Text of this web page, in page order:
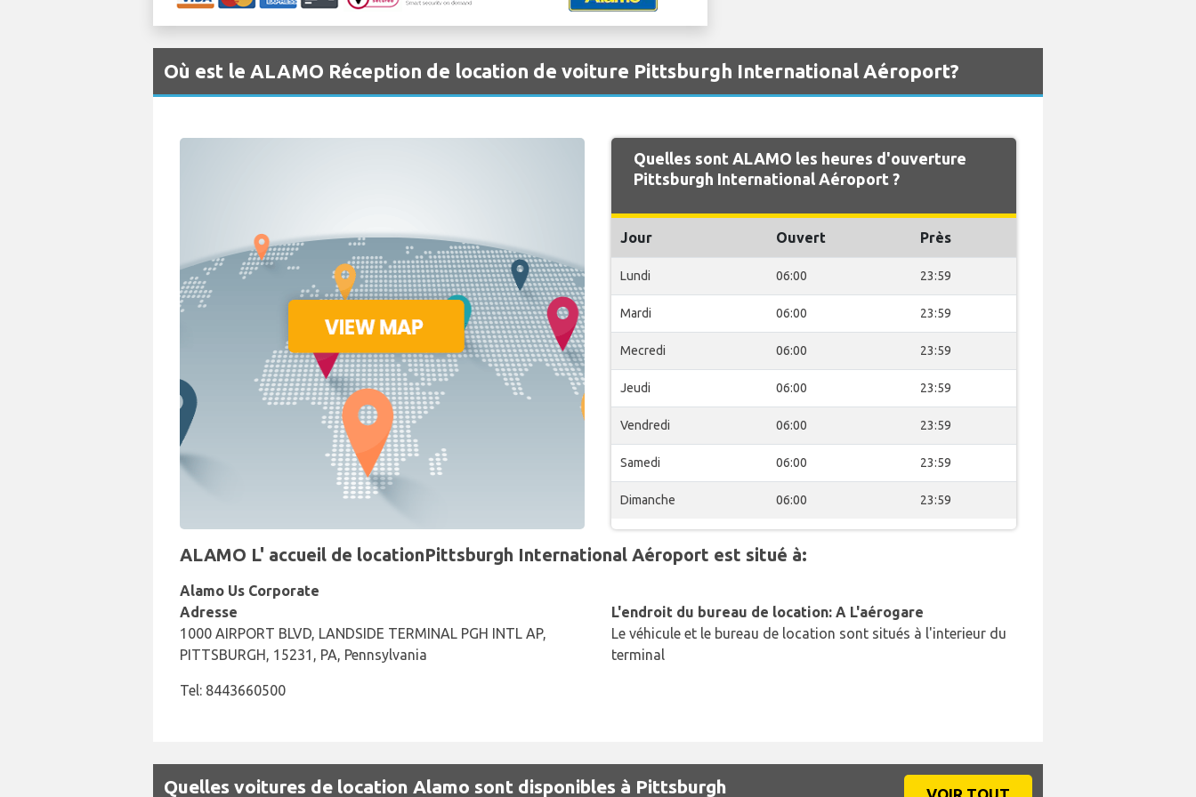
Où est le ALAMO Réception de location de voiture Pittsburgh International Aéroport?
Quelles sont ALAMO les heures d'ouverture
Pittsburgh International Aéroport ?
Jour Ouvert Près
Lundi 06:00 23:59
Mardi 06:00 23:59
Mecredi 06:00 23:59
Jeudi 06:00 23:59
Vendredi 06:00 23:59
Samedi 06:00 23:59
Dimanche 06:00 23:59
ALAMO L' accueil de locationPittsburgh International Aéroport est situé à:
Alamo Us Corporate
Adresse
1000 AIRPORT BLVD, LANDSIDE TERMINAL PGH INTL AP,
PITTSBURGH, 15231, PA, Pennsylvania
Tel: 8443660500
L'endroit du bureau de location: A L'aérogare
Le véhicule et le bureau de location sont situés à l'interieur du
terminal
Quelles voitures de location Alamo sont disponibles à Pittsburgh